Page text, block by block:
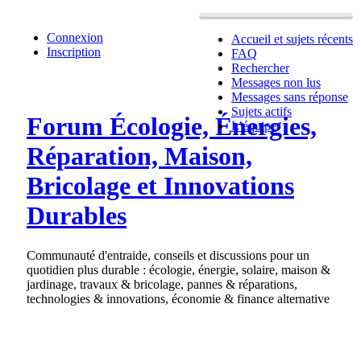
Accueil et sujets récents
FAQ
Rechercher
Messages non lus
Messages sans réponse
Sujets actifs
L’équipe
Connexion
Inscription
Forum Écologie, Énergies,
Réparation, Maison,
Bricolage et Innovations
Durables
Communauté d'entraide, conseils et discussions pour un
quotidien plus durable : écologie, énergie, solaire, maison &
jardinage, travaux & bricolage, pannes & réparations,
technologies & innovations, économie & finance alternative